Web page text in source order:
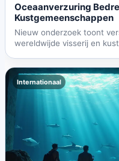
Oceaanverzuring
Kustgemeenschappen
Nieuw onderzoek toont
wereldwijde visserij en
Internationaal